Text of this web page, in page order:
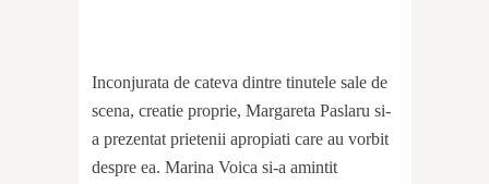
Inconjurata de cateva dintre tinutele sale de
scena, creatie proprie, Margareta Paslaru si-
a prezentat prietenii apropiati care au vorbit
despre ea. Marina Voica si-a amintit